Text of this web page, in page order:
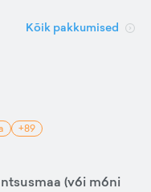
Kõik pakkumised
+89
(v6i m6ni